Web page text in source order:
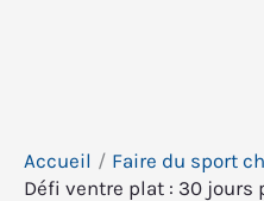
Accueil
Faire du sport
Défi ventre plat : 30 jours